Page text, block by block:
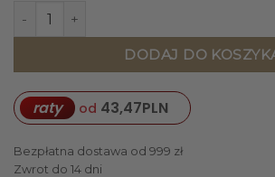
ilość FOTEL okrągły z czarną
DODAJ DO
raty od 43,47PLN
Bezpłatna dostawa od 999 zł
Zwrot do 14 dni